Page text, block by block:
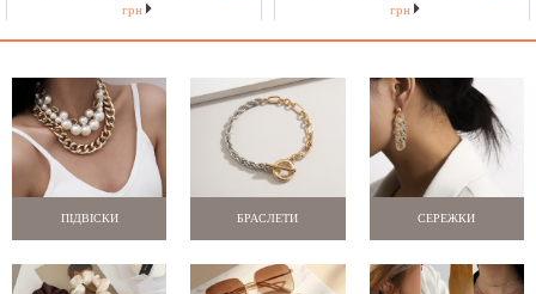
грн
грн
ПІДВІСКИ БРАСЛЕТИ СЕРЕЖКИ